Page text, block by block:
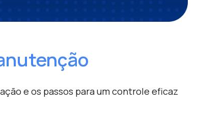
e os passos para um controle eficaz